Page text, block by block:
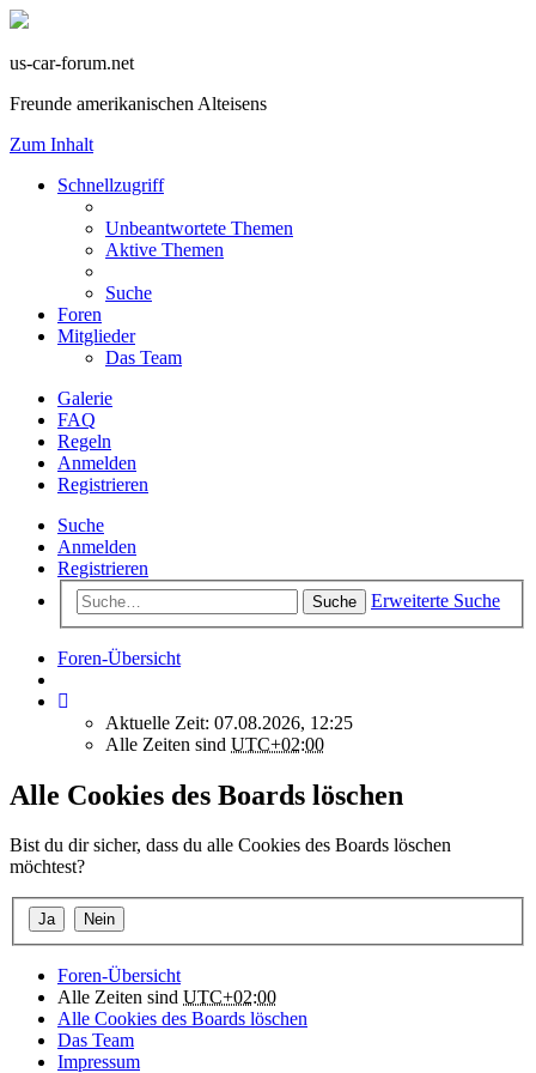
us-car-forum.net
Freunde amerikanischen Alteisens
Zum Inhalt
Schnellzugriff
Unbeantwortete Themen
Aktive Themen
Suche
Foren
Mitglieder
Das Team
Galerie
FAQ
Regeln
Anmelden
Registrieren
Suche
Anmelden
Registrieren
Suche Erweiterte Suche
Foren-Übersicht
Aktuelle Zeit: 07.08.2026, 12:25
Alle Zeiten sind UTC+02:00
Alle Cookies des Boards löschen
Bist du dir sicher, dass du alle Cookies des Boards löschen
möchtest?
Foren-Übersicht
Alle Zeiten sind UTC+02:00
Alle Cookies des Boards löschen
Das Team
Impressum